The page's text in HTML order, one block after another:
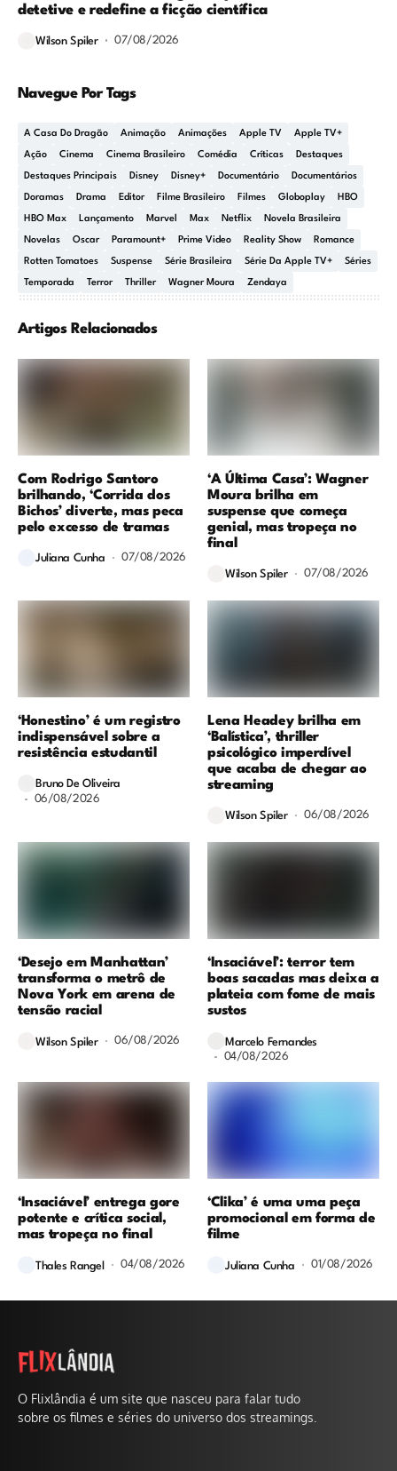
detetive e redefine a ficção científica
Wilson Spiler 07/08/2026
Navegue Por Tags
A Casa Do Dragão Animação Animações Apple TV Apple TV+
Ação Cinema Cinema Brasileiro Comédia Críticas Destaques
Destaques Principais Disney Disney+ Documentário Documentários
Doramas Drama Editor Filme Brasileiro Filmes Globoplay HBO
HBO Max Lançamento Marvel Max Netflix Novela Brasileira
Novelas Oscar Paramount+ Prime Video Reality Show Romance
Rotten Tomatoes Suspense Série Brasileira Série Da Apple TV+ Séries
Temporada Terror Thriller Wagner Moura Zendaya
Artigos Relacionados
Com Rodrigo Santoro
brilhando, ‘Corrida dos
Bichos’ diverte, mas peca
pelo excesso de tramas
Juliana Cunha 07/08/2026
‘A Última Casa’: Wagner
Moura brilha em
suspense que começa
genial, mas tropeça no
final
Wilson Spiler 07/08/2026
‘Honestino’ é um registro
indispensável sobre a
resistência estudantil
Bruno De Oliveira
06/08/2026
Lena Headey brilha em
‘Balística’, thriller
psicológico imperdível
que acaba de chegar ao
streaming
Wilson Spiler 06/08/2026
‘Desejo em Manhattan’
transforma o metrô de
Nova York em arena de
tensão racial
Wilson Spiler 06/08/2026
‘Insaciável’: terror tem
boas sacadas mas deixa a
plateia com fome de mais
sustos
Marcelo Fernandes
04/08/2026
‘Insaciável’ entrega gore
potente e crítica social,
mas tropeça no final
Thales Rangel 04/08/2026
‘Clika’ é uma uma peça
promocional em forma de
filme
Juliana Cunha 01/08/2026
O Flixlândia é um site que nasceu para falar tudo
sobre os filmes e séries do universo dos streamings.